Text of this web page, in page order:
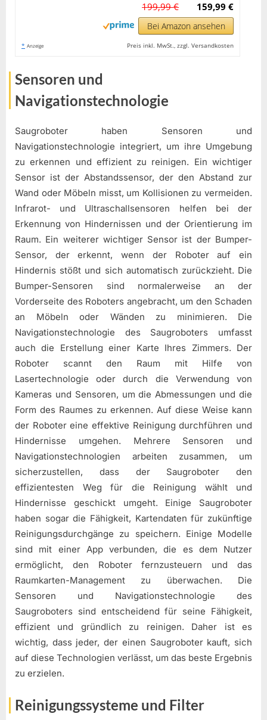
159,99 €
199,99 €
Bei Amazon ansehen
* Anzeige Preis inkl. MwSt., zzgl. Versandkosten
Sensoren und
Navigationstechnologie
Saugroboter haben Sensoren und
Navigationstechnologie integriert, um ihre Umgebung
zu erkennen und effizient zu reinigen. Ein wichtiger
Sensor ist der Abstandssensor, der den Abstand zur
Wand oder Möbeln misst, um Kollisionen zu vermeiden.
Infrarot- und Ultraschallsensoren helfen bei der
Erkennung von Hindernissen und der Orientierung im
Raum. Ein weiterer wichtiger Sensor ist der Bumper-
Sensor, der erkennt, wenn der Roboter auf ein
Hindernis stößt und sich automatisch zurückzieht. Die
Bumper-Sensoren sind normalerweise an der
Vorderseite des Roboters angebracht, um den Schaden
an Möbeln oder Wänden zu minimieren. Die
Navigationstechnologie des Saugroboters umfasst
auch die Erstellung einer Karte Ihres Zimmers. Der
Roboter scannt den Raum mit Hilfe von
Lasertechnologie oder durch die Verwendung von
Kameras und Sensoren, um die Abmessungen und die
Form des Raumes zu erkennen. Auf diese Weise kann
der Roboter eine effektive Reinigung durchführen und
Hindernisse umgehen. Mehrere Sensoren und
Navigationstechnologien arbeiten zusammen, um
sicherzustellen, dass der Saugroboter den
effizientesten Weg für die Reinigung wählt und
Hindernisse geschickt umgeht. Einige Saugroboter
haben sogar die Fähigkeit, Kartendaten für zukünftige
Reinigungsdurchgänge zu speichern. Einige Modelle
sind mit einer App verbunden, die es dem Nutzer
ermöglicht, den Roboter fernzusteuern und das
Raumkarten-Management zu überwachen. Die
Sensoren und Navigationstechnologie des
Saugroboters sind entscheidend für seine Fähigkeit,
effizient und gründlich zu reinigen. Daher ist es
wichtig, dass jeder, der einen Saugroboter kauft, sich
auf diese Technologien verlässt, um das beste Ergebnis
zu erzielen.
Reinigungssysteme und Filter